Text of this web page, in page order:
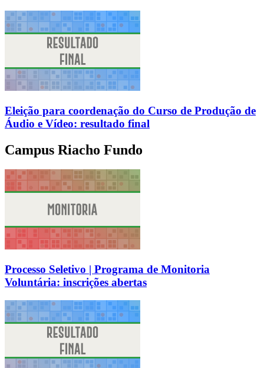
Eleição para coordenação do Curso de Produção de
Áudio e Vídeo: resultado final
Campus Riacho Fundo
Processo Seletivo | Programa de Monitoria
Voluntária: inscrições abertas